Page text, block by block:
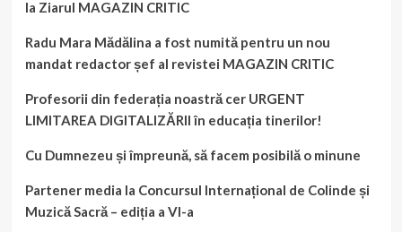
la Ziarul MAGAZIN CRITIC
Radu Mara Mădălina a fost numită pentru un nou
mandat redactor șef al revistei MAGAZIN CRITIC
Profesorii din federația noastră cer URGENT
LIMITAREA DIGITALIZĂRII în educația tinerilor!
Cu Dumnezeu și împreună, să facem posibilă o minune
Partener media la Concursul Internațional de Colinde și
Muzică Sacră – ediția a VI-a